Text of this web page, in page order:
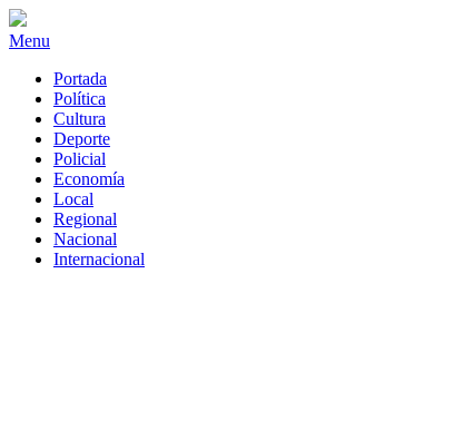
Menu
Portada
Política
Cultura
Deporte
Policial
Economía
Local
Regional
Nacional
Internacional